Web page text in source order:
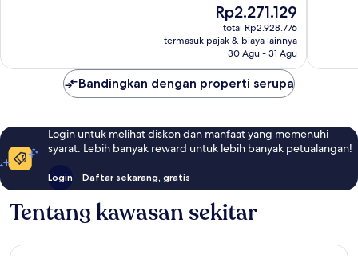
Harga
sekarang
Rp2.271.129
Rp2.271.129
total Rp2.928.776
termasuk pajak & biaya lainnya
30 Agu - 31 Agu
Bandingkan dengan properti serupa
Login untuk melihat diskon dan manfaat yang memenuhi
syarat. Lebih banyak reward untuk lebih banyak petualangan!
Login Daftar sekarang, gratis
Tentang kawasan sekitar